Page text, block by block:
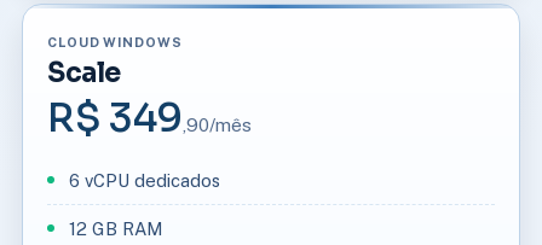
CLOUD WINDOWS
Scale
R$ 349 ,90/mês
6 vCPU dedicados
12 GB RAM